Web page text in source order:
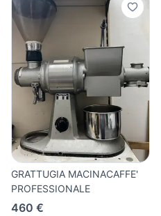
GRATTUGIA MACINACAFFE'
PROFESSIONALE
460 €